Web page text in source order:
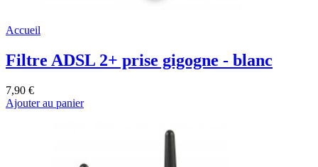
Accueil
Filtre ADSL 2+ prise gigogne - blanc
7,90 €
Ajouter au panier